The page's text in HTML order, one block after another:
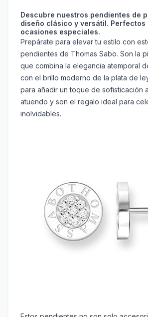
Descubre nuestros pendientes de
diseño clásico y versátil. Perfectos
ocasiones especiales.
Prepárate para elevar tu estilo con
pendientes de Thomas Sabo. Son la
que combina la elegancia atemporal
con el brillo moderno de la plata de
para añadir un toque de sofisticación
atuendo y son el regalo ideal para
inolvidables.